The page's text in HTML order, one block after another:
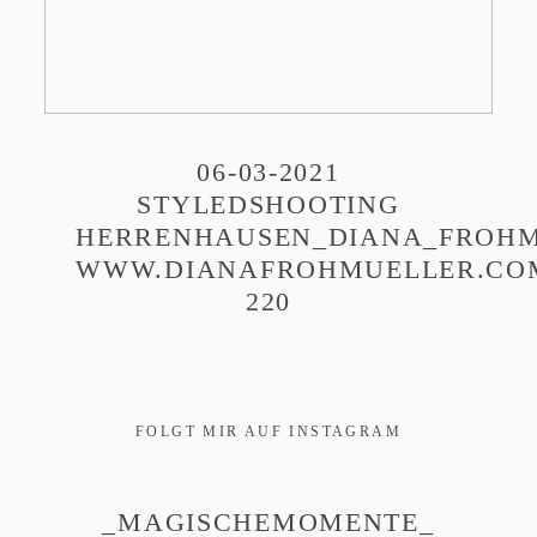
06-03-2021
STYLEDSHOOTING
220
FOLGT MIR AUF INSTAGRAM
_MAGISCHEMOMENTE_